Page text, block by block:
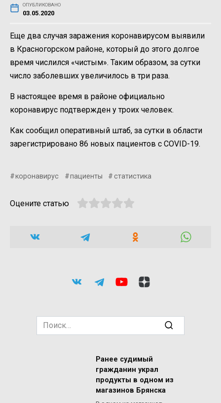
ОПУБЛИКОВАНО
03.05.2020
Еще два случая заражения коронавирусом выявили
в Красногорском районе, который до этого долгое
время числился «чистым». Таким образом, за сутки
число заболевших увеличилось в три раза.
В настоящее время в районе официально
коронавирус подтвержден у троих человек.
Как сообщил оперативный штаб, за сутки в области
зарегистрировано 86 новых пациентов с COVID-19.
коронавирус пациенты статистика
Оцените статью
Search
for:
Ранее судимый
гражданин украл
продукты в одном из
магазинов Брянска